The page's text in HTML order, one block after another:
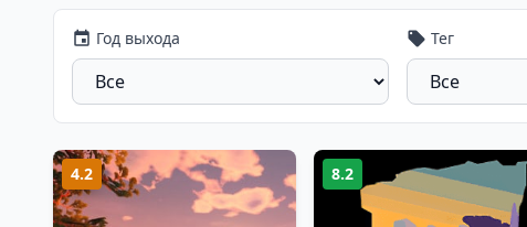
Год выхода Тег
4.2 8.2